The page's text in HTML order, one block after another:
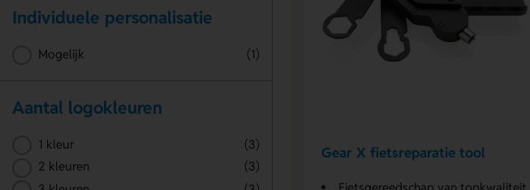
Gear X fietsreparatie tool
Individuele personalisatie
Mogelijk (1)
Aantal logokleuren
1 kleur
(3)
2 kleuren
(3)